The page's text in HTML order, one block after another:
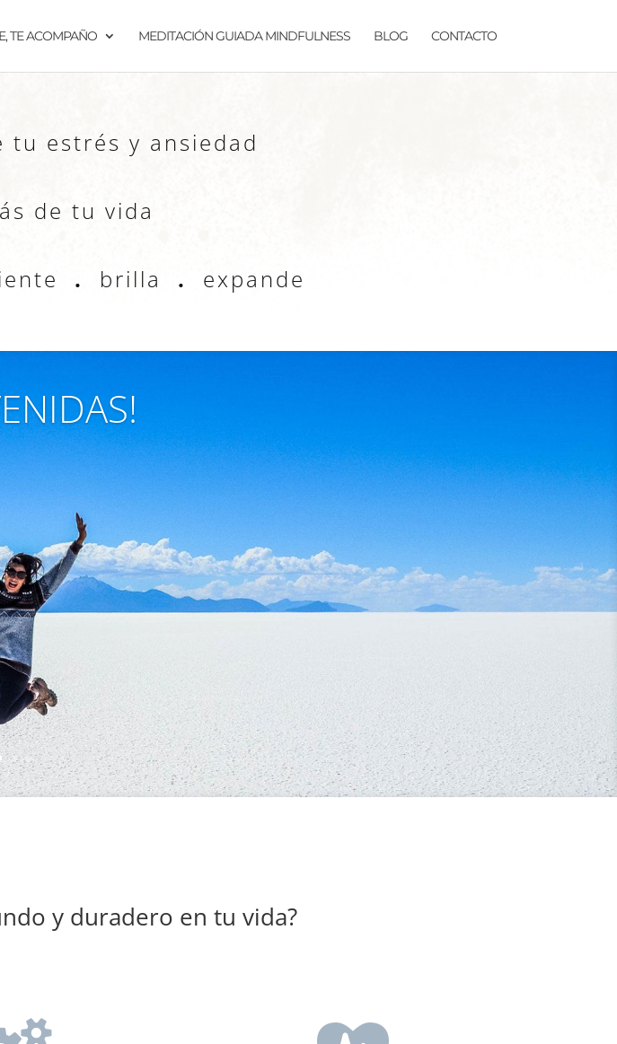
TE ACOMPAÑO MEDITACIÓN GUIADA MINDFULNESS BLOG CONTACTO
tu estrés y ansiedad
de tu vida
. brilla . expande
y duradero en tu vida?